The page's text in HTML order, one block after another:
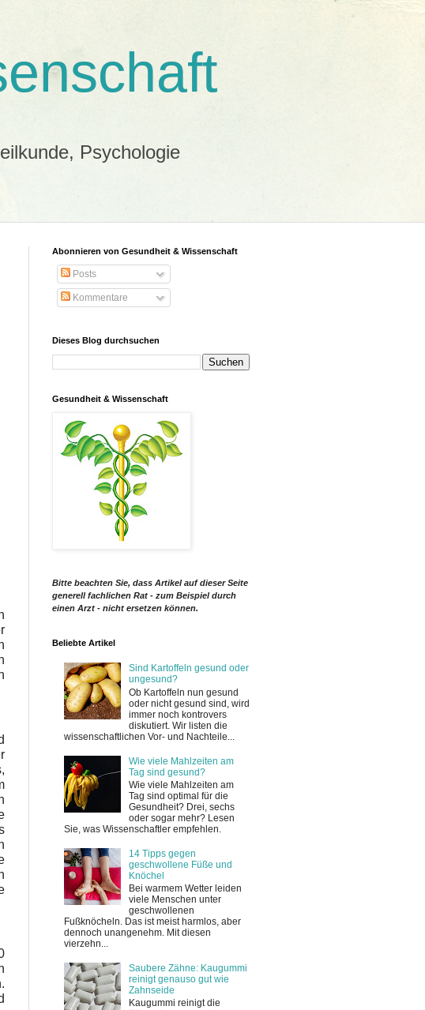
Psychologie
Abonnieren von Gesundheit & Wissenschaft
Posts
Kommentare
Dieses Blog durchsuchen
Gesundheit & Wissenschaft
Bitte beachten Sie, dass Artikel auf dieser Seite
generell fachlichen Rat - zum Beispiel durch
einen Arzt - nicht ersetzen können.
Beliebte Artikel
Sind Kartoffeln gesund oder
ungesund?
Ob Kartoffeln nun gesund
oder nicht gesund sind, wird
immer noch kontrovers
diskutiert. Wir listen die
wissenschaftlichen Vor- und Nachteile...
Wie viele Mahlzeiten am
Tag sind gesund?
Wie viele Mahlzeiten am
Tag sind optimal für die
Gesundheit? Drei, sechs
oder sogar mehr? Lesen
Sie, was Wissenschaftler empfehlen.
14 Tipps gegen
geschwollene Füße und
Knöchel
Bei warmem Wetter leiden
viele Menschen unter
geschwollenen
Fußknöcheln. Das ist meist harmlos, aber
dennoch unangenehm. Mit diesen
vierzehn...
Saubere Zähne: Kaugummi
reinigt genauso gut wie
Zahnseide
Kaugummi reinigt die